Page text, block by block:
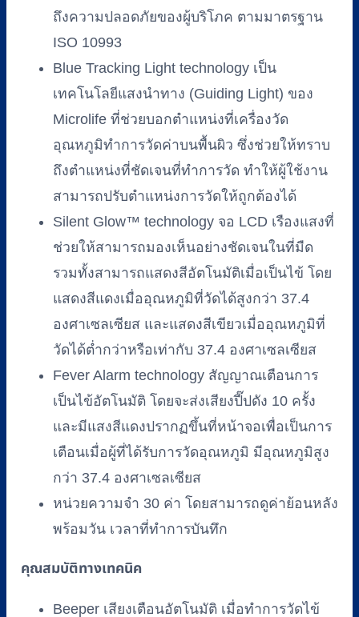
ถึงความปลอดภัยของผู้บริโภค ตามมาตรฐาน
ISO 10993
Blue Tracking Light technology เป็น
เทคโนโลยีแสงนำทาง (Guiding Light) ของ
Microlife ที่ช่วยบอกตำแหน่งที่เครื่องวัด
อุณหภูมิทำการวัดค่าบนพื้นผิว ซึ่งช่วยให้ทราบ
ถึงตำแหน่งที่ชัดเจนที่ทำการวัด ทำให้ผู้ใช้งาน
สามารถปรับตำแหน่งการวัดให้ถูกต้องได้
Silent Glow™ technology จอ LCD เรืองแสงที่
ช่วยให้สามารถมองเห็นอย่างชัดเจนในที่มืด
รวมทั้งสามารถแสดงสีอัตโนมัติเมื่อเป็นไข้ โดย
แสดงสีแดงเมื่ออุณหภูมิที่วัดได้สูงกว่า 37.4
องศาเซลเซียส และแสดงสีเขียวเมื่ออุณหภูมิที่
วัดได้ต่ำกว่าหรือเท่ากับ 37.4 องศาเซลเซียส
Fever Alarm technology สัญญาณเตือนการ
เป็นไข้อัตโนมัติ โดยจะส่งเสียงปี๊ปดัง 10 ครั้ง
และมีแสงสีแดงปรากฏขึ้นที่หน้าจอเพื่อเป็นการ
เตือนเมื่อผู้ที่ได้รับการวัดอุณหภูมิ มีอุณหภูมิสูง
กว่า 37.4 องศาเซลเซียส
หน่วยความจำ 30 ค่า โดยสามารถดูค่าย้อนหลัง
พร้อมวัน เวลาที่ทำการบันทึก
คุณสมบัติทางเทคนิค
Beeper เสียงเตือนอัตโนมัติ เมื่อทำการวัดไข้